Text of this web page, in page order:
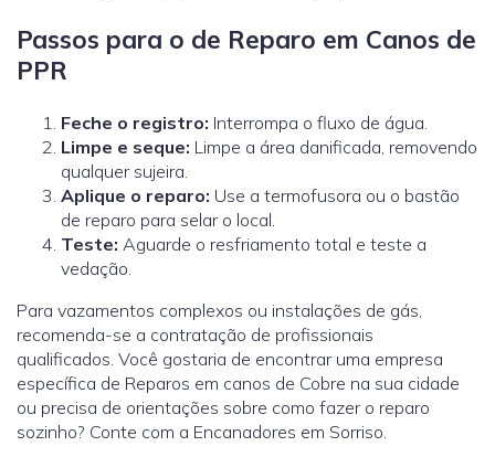
Passos para o de Reparo em Canos de
PPR
Feche o registro: Interrompa o fluxo de água.
Limpe e seque: Limpe a área danificada, removendo
qualquer sujeira.
Aplique o reparo: Use a termofusora ou o bastão
de reparo para selar o local.
Teste: Aguarde o resfriamento total e teste a
vedação.
Para vazamentos complexos ou instalações de gás,
recomenda-se a contratação de profissionais
qualificados. Você gostaria de encontrar uma empresa
específica de Reparos em canos de Cobre na sua cidade
ou precisa de orientações sobre como fazer o reparo
sozinho? Conte com a Encanadores em Sorriso.